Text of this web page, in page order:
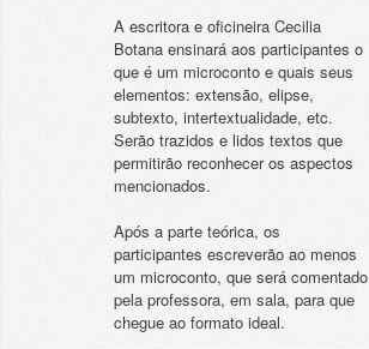
A escritora e oficineira Cecilia
Botana ensinará aos participantes o
que é um microconto e quais seus
elementos: extensão, elipse,
subtexto, intertextualidade, etc.
Serão trazidos e lidos textos que
permitirão reconhecer os aspectos
mencionados.
Após a parte teórica, os
participantes escreverão ao menos
um microconto, que será comentado
pela professora, em sala, para que
chegue ao formato ideal.